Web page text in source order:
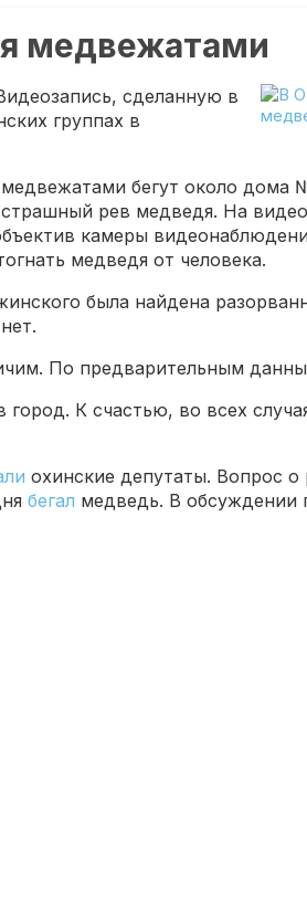
медвежатами
сделанную в
группах в
бегут около дома
рев медведя. На
камеры
медведя от человека.
была найдена
По предварительным
К счастью, во всех
охинские депутаты. Вопрос
бегал медведь. В обсуждении